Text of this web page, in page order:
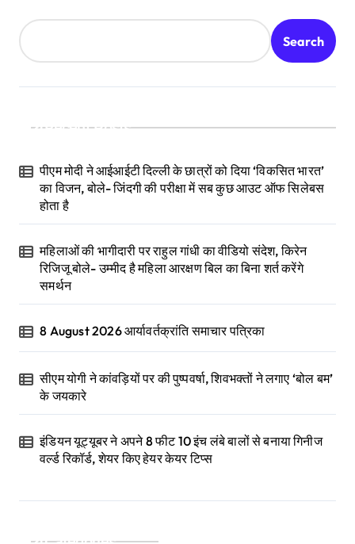
Search
Recent Posts
पीएम मोदी ने आईआईटी दिल्ली के छात्रों को दिया ‘विकसित भारत’
का विजन, बोले- जिंदगी की परीक्षा में सब कुछ आउट ऑफ सिलेबस
होता है
महिलाओं की भागीदारी पर राहुल गांधी का वीडियो संदेश, किरेन
रिजिजू बोले- उम्मीद है महिला आरक्षण बिल का बिना शर्त करेंगे
समर्थन
8 August 2026 आर्यावर्तक्रांति समाचार पत्रिका
सीएम योगी ने कांवड़ियों पर की पुष्पवर्षा, शिवभक्तों ने लगाए ‘बोल बम’
के जयकारे
इंडियन यूट्यूबर ने अपने 8 फीट 10 इंच लंबे बालों से बनाया गिनीज
वर्ल्ड रिकॉर्ड, शेयर किए हेयर केयर टिप्स